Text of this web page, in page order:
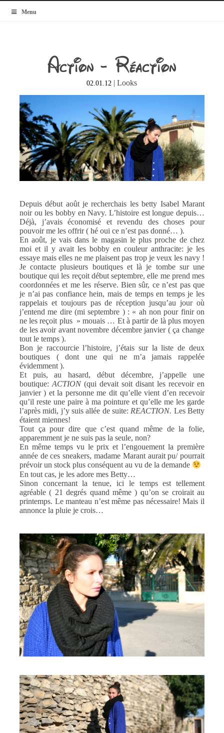
Menu
MyBlogMode
Action -> Réaction
02.01.12 | Looks
Depuis début août je recherchais les betty Isabel Marant
noir ou les bobby en Navy. L’histoire est longue depuis…
Déjà, j’avais économisé et revendu des choses pour
pouvoir me les offrir ( hé oui ce n’est pas donné… ).
En août, je vais dans le magasin le plus proche de chez
moi et il y avait les bobby en couleur anthracite: je les
essaye mais elles ne me plaisent pas trop je veux les navy !
Je contacte plusieurs boutiques et là je tombe sur une
boutique qui les reçoit début septembre, elle me prend mes
coordonnées et me les réserve. Bien sûr, ce n’est pas que
je n’ai pas confiance hein, mais de temps en temps je les
rappelais et toujours pas de réception jusqu’au jour où
j’entend me dire (mi septembre ) : « ah non pour finir on
ne les reçoit plus » mouais … Et à partir de là plus moyen
de les avoir avant novembre décembre janvier ( ça change
tout le temps ).
Bon je raccourcie l’histoire, j’étais sur la liste de deux
boutiques ( dont une qui ne m’a jamais rappelée
évidemment ).
Et puis, au hasard, début décembre, j’appelle une
boutique: ACTION (qui devait soit disant les recevoir en
janvier ) et la personne me dit qu’elle vient d’en recevoir
qu’il reste une paire à ma pointure et qu’elle me les garde
l’après midi, j’y suis allée de suite: REACTION. Les Betty
étaient miennes!
Tout ça pour dire que c’est quand même de la folie,
apparemment je ne suis pas la seule, non?
En même temps vu le prix et l’engouement la première
année de ces sneakers, madame Marant aurait pu/ pourrait
prévoir un stock plus conséquent au vu de la demande
En tout cas, je les adore mes Betty…
Sinon concernant la tenue, ici le temps est tellement
agréable ( 21 degrés quand même ) qu’on se croirait au
printemps. Le manteau n’est même pas nécessaire! Mais il
annonce la pluie je crois…